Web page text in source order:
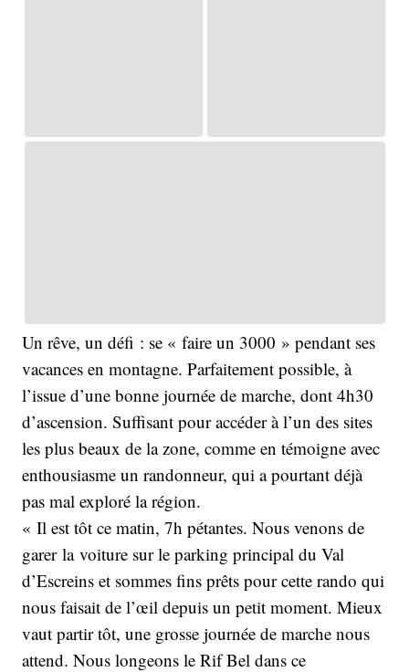
Un rêve, un défi : se « faire un 3000 » pendant ses
vacances en montagne. Parfaitement possible, à
l’issue d’une bonne journée de marche, dont 4h30
d’ascension. Suffisant pour accéder à l’un des sites
les plus beaux de la zone, comme en témoigne avec
enthousiasme un randonneur, qui a pourtant déjà
pas mal exploré la région.
« Il est tôt ce matin, 7h pétantes. Nous venons de
garer la voiture sur le parking principal du Val
d’Escreins et sommes fins prêts pour cette rando qui
nous faisait de l’œil depuis un petit moment. Mieux
vaut partir tôt, une grosse journée de marche nous
attend. Nous longeons le Rif Bel dans ce